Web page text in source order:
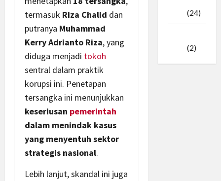
termasuk Riza Chalid dan
putranya Muhammad
Kerry Adrianto Riza, yang
diduga menjadi tokoh
sentral dalam praktik
korupsi ini. Penetapan
tersangka ini menunjukkan
keseriusan pemerintah
dalam menindak kasus
yang menyentuh sektor
strategis nasional.
Lebih lanjut, skandal ini juga
(24)
(2)